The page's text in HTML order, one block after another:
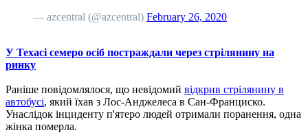
— azcentral (@azcentral) February 26, 2020
У Техасі семеро осіб постраждали через стрілянину на
ринку
Раніше повідомлялося, що невідомий відкрив стрілянину в
автобусі, який їхав з Лос-Анджелеса в Сан-Франциско.
Унаслідок інциденту п'ятеро людей отримали поранення, одна
жінка померла.